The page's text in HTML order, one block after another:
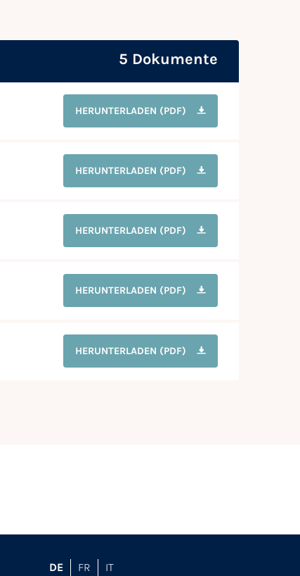
5 Dokumente
HERUNTERLADEN (PDF)
HERUNTERLADEN (PDF)
HERUNTERLADEN (PDF)
HERUNTERLADEN (PDF)
HERUNTERLADEN (PDF)
DE FR IT